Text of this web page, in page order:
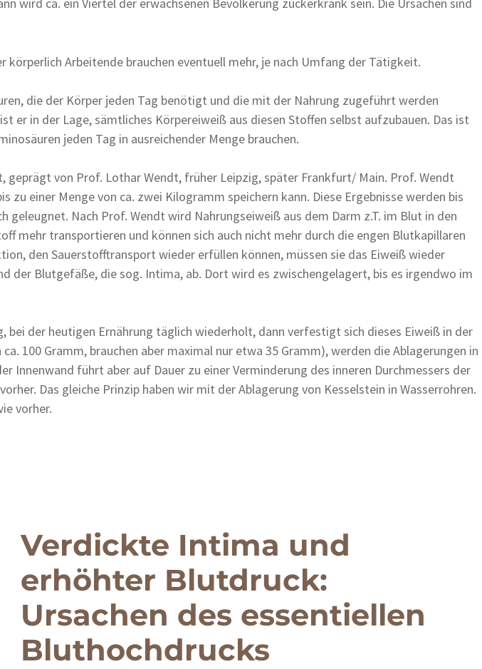
wird ca. ein Viertel der erwachsenen Bevölkerung zuckerkrank sein. Die Ursachen sind
Arbeitende brauchen eventuell mehr, je nach Umfang der Tätigkeit.
die der Körper jeden Tag benötigt und die mit der Nahrung zugeführt werden
er in der Lage, sämtliches Körpereiweiß aus diesen Stoffen selbst aufzubauen. Das ist
jeden Tag in ausreichender Menge brauchen.
von Prof. Lothar Wendt, früher Leipzig, später Frankfurt/ Main. Prof. Wendt
einer Menge von ca. zwei Kilogramm speichern kann. Diese Ergebnisse werden bis
Nach Prof. Wendt wird Nahrungseiweiß aus dem Darm z.T. im Blut in den
mehr transportieren und können sich auch nicht mehr durch die engen Blutkapillaren
den Sauerstofftransport wieder erfüllen können, müssen sie das Eiweiß wieder
der Blutgefäße, die sog. Intima, ab. Dort wird es zwischengelagert, bis es irgendwo im
der heutigen Ernährung täglich wiederholt, dann verfestigt sich dieses Eiweiß in der
100 Gramm, brauchen aber maximal nur etwa 35 Gramm), werden die Ablagerungen in
führt aber auf Dauer zu einer Verminderung des inneren Durchmessers der
Das gleiche Prinzip haben wir mit der Ablagerung von Kesselstein in Wasserrohren.
vorher.
Verdickte Intima und
erhöhter Blutdruck:
Ursachen des essentiellen
Bluthochdrucks